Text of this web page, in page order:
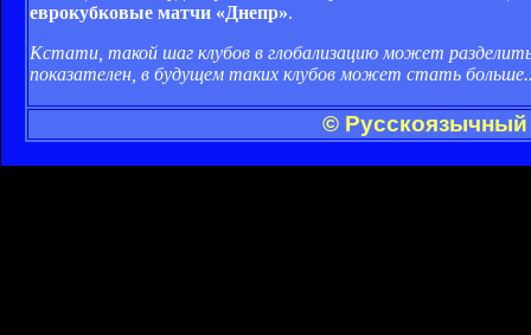
еврокубковые матчи «Днепр».
Кстати, такой шаг клубов в глобализацию может
показателен, в будущем таких клубов может стать
© Русскоязычный